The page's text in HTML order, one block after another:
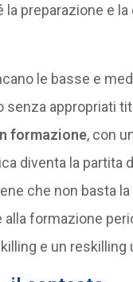
la preparazione e
le basse e
senza appropriati
formazione, con
diventa la partita
che non basta
alla formazione
e un